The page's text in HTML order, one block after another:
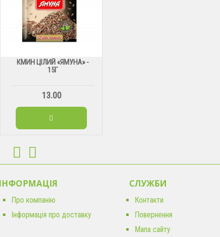
КМИН ЦІЛИЙ «ЯМУНА» -
15Г
13.00
Про компанію
Інформація про доставку
CЛУЖБИ
Контакти
Повернення
Мапа сайту